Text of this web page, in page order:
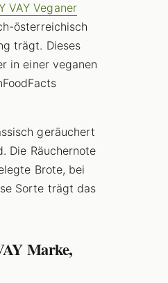
VAY Veganer
österreichisch
trägt. Dieses
in einer veganen
geräuchert
Die Räuchernote
Brote, bei
Sorte trägt das
Marke,